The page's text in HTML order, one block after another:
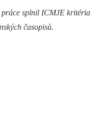
práce splnil ICMJE kritéria
časopisů.